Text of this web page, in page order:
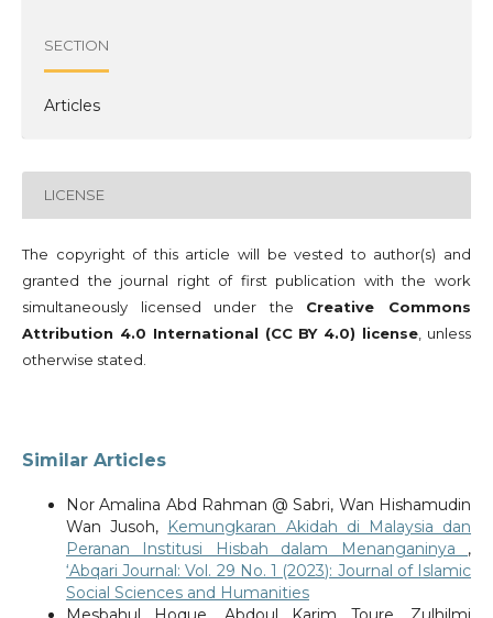
SECTION
Articles
LICENSE
The copyright of this article will be vested to author(s) and
granted the journal right of first publication with the work
simultaneously licensed under the Creative Commons
Attribution 4.0 International (CC BY 4.0) license , unless
otherwise stated.
Similar Articles
Nor Amalina Abd Rahman @ Sabri, Wan Hishamudin
Wan Jusoh, Kemungkaran Akidah di Malaysia dan
Peranan Institusi Hisbah dalam Menanganinya ,
‘Abqari Journal: Vol. 29 No. 1 (2023): Journal of Islamic
Social Sciences and Humanities